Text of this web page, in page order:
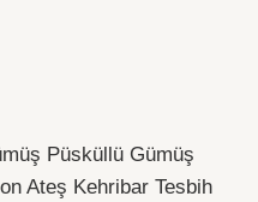
Püsküllü Gümüş
Ateş Kehribar Tesbih